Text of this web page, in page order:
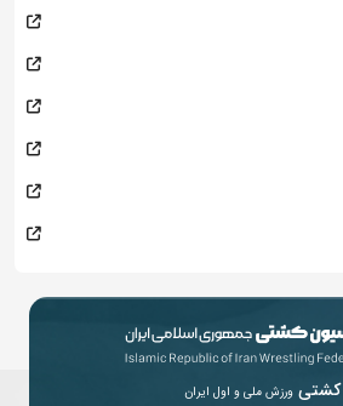
کشتی ورزش ملی و اول ایران